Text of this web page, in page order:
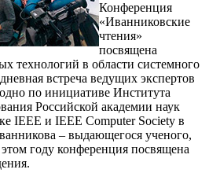
Конференция
«Иванниковские
чтения»
посвящена
технологий в области системного
встреча ведущих экспертов
по инициативе Института
Российской академии наук
IEEE и IEEE Computer Society в
– выдающегося ученого,
году конференция посвящена